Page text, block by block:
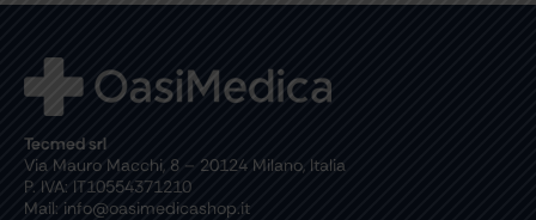
Tecmed srl
Via Mauro Macchi, 8 – 20124 Milano, Italia
P. IVA: IT10554371210
Mail: info@oasimedicashop.it